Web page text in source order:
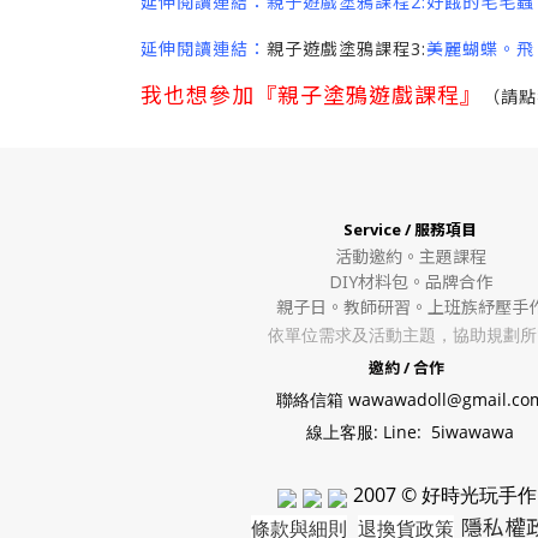
延伸閱讀連結： 親子遊戲塗鴉課程3:美麗蝴蝶。飛
我也想參加『親子塗鴉遊戲課程』 （請
Service / 服務項目
活動邀約。 主題課程
DIY材料包。 品牌合作
親子日。教師研習。上班族紓壓手
依單位需求及活動主題，協助規劃
邀約 / 合作
聯絡信箱
線上客服: Line: 5iwawawa
2007 © 好時光玩手作
條款與細則 退換貨政策 隱私權